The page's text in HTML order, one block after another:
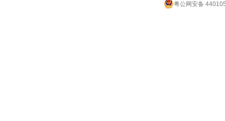
粤公网安备